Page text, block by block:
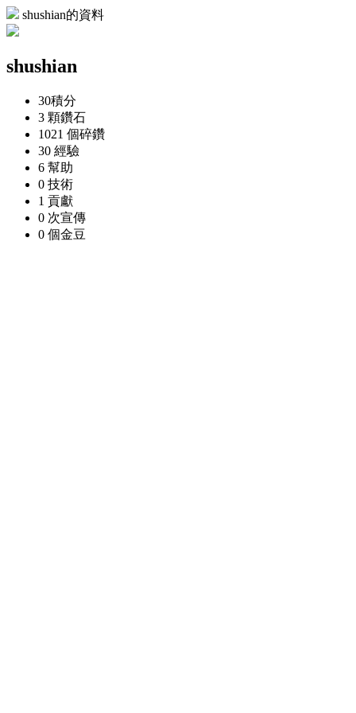
shushian的資料
shushian
30積分
3 顆鑽石
1021 個碎鑽
30 經驗
6 幫助
0 技術
1 貢獻
0 次宣傳
0 個金豆